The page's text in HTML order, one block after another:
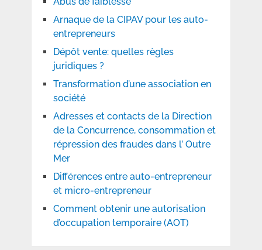
Arnaque de la CIPAV pour les auto-
entrepreneurs
Dépôt vente: quelles règles
juridiques ?
Transformation d’une association en
société
Adresses et contacts de la Direction
de la Concurrence, consommation et
répression des fraudes dans l’ Outre
Mer
Différences entre auto-entrepreneur
et micro-entrepreneur
Comment obtenir une autorisation
d’occupation temporaire (AOT)